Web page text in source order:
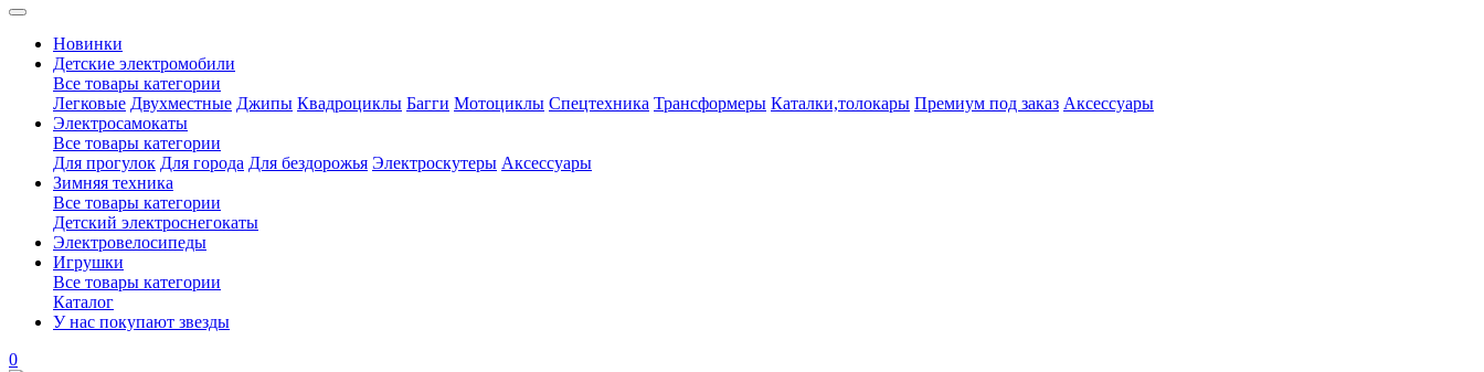
Новинки
Детские электромобили
Все товары категории
Легковые Двухместные Джипы Квадроциклы Багги Мотоциклы Спецтехника Трансформеры Каталки,толокары Премиум под заказ Аксессуары
Электросамокаты
Все товары категории
Для прогулок Для города Для бездорожья Электроскутеры Аксессуары
Зимняя техника
Все товары категории
Детский электроснегокаты
Электровелосипеды
Игрушки
Все товары категории
Каталог
У нас покупают звезды
0